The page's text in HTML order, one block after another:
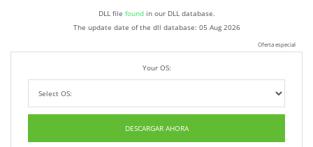
DLL file foundin our DLL database.
The update date of the dll database: 05 Aug 2026
Oferta especial
Your OS:
DESCARGAR AHORA